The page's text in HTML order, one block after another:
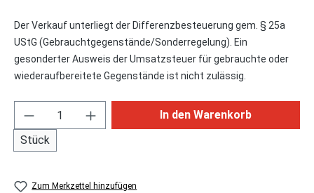
Der Verkauf unterliegt der Differenzbesteuerung gem. § 25a
UStG (Gebrauchtgegenstände/Sonderregelung). Ein
gesonderter Ausweis der Umsatzsteuer für gebrauchte oder
wiederaufbereitete Gegenstände ist nicht zulässig.
Produkt Anzahl: Gib den gewünschten
Stück
In den Warenkorb
Zum Merkzettel hinzufügen